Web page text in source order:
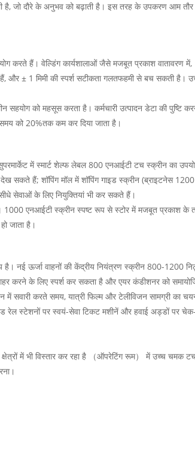
है, जो दौरे के अनुभव को बढ़ाती है। इस तरह के उपकरण आम
करते हैं। वेल्डिंग कार्यशालाओं जैसे मजबूत प्रकाश वातावरण
और ± 1 मिमी की स्पर्श सटीकता गलतफहमी से बच सकती है।
को महसूस करता है। कर्मचारी उत्पादन डेटा की पुष्टि
को 20%तक कम कर दिया जाता है।
में स्मार्ट शेल्फ लेबल 800 एनआईटी टच स्क्रीन का
सकते हैं; शॉपिंग मॉल में शॉपिंग गाइड स्क्रीन (ब्राइटनेस
सेवाओं के लिए नियुक्तियां भी कर सकते हैं।
एनआईटी स्क्रीन स्पष्ट रूप से स्टोर में मजबूत प्रकाश के
जाता है।
है। नई ऊर्जा वाहनों की केंद्रीय नियंत्रण स्क्रीन 800-1200
करने के लिए स्पर्श कर सकता है और एयर कंडीशनर को
सवारी करते समय, यात्री फिल्म और टेलीविजन सामग्री
रेल स्टेशनों पर स्वयं-सेवा टिकट मशीनें और हवाई अड्डों पर
में भी विस्तार कर रहा है （ऑपरेटिंग रूम） में उच्च चमक